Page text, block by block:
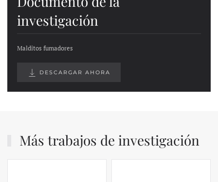
investigación
Malditos fumadores
DESCARGAR AHORA
Más trabajos de investigación